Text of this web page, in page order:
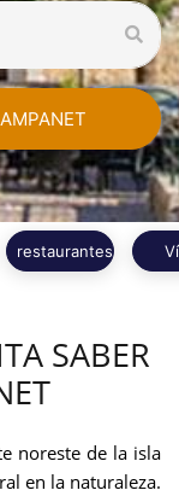
restaurantes
SABER
noreste de la isla
en la naturaleza.